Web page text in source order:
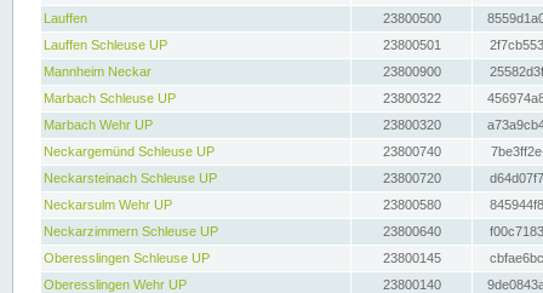
Lauffen
23800500
Lauffen Schleuse UP
23800501
Mannheim Neckar
23800900
Marbach Schleuse UP
23800322
Marbach Wehr UP
23800320
Neckargemünd Schleuse UP
23800740
Neckarsteinach Schleuse UP
23800720
Neckarsulm Wehr UP
23800580
Neckarzimmern Schleuse UP
23800640
Oberesslingen Schleuse UP
23800145
Oberesslingen Wehr UP
23800140